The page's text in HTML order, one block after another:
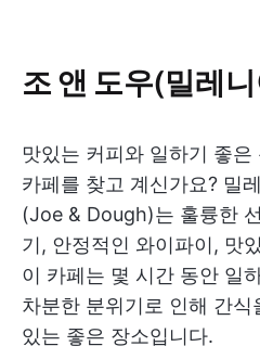
조 앤 도우(밀레
맛있는 커피와 일하기 좋
카페를 찾고 계신가요? 밀
(Joe & Dough)는 훌륭한
기, 안정적인 와이파이, 맛
이 카페는 몇 시간 동안 일
차분한 분위기로 인해 간
있는 좋은 장소입니다.